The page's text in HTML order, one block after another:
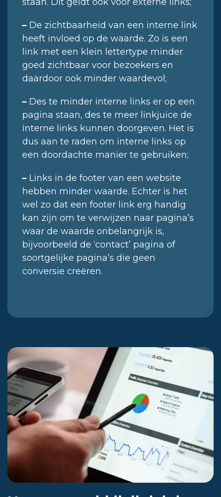
– De zichtbaarheid van een interne link
heeft invloed op de waarde. Zo is een
link met een klein lettertype minder
goed zichtbaar voor bezoekers en
daardoor ook minder waardevol;
– Des te minder interne links er op een
pagina staan, des te meer linkjuice de
interne links kunnen doorgeven. Het is
dus aan te raden om interne links op
een doordachte manier te gebruiken;
– Links in de footer van een website
hebben minder waarde. Echter is het
wel zo dat een footer link erg handig
kan zijn om te verwijzen naar pagina’s
waar de waarde onbelangrijk is,
bijvoorbeeld de ‘contact’ pagina of
soortgelijke pagina’s die geen
conversie creëren.